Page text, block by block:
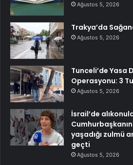
Ağustos 5, 2026
Trakya’da
Ağustos 5, 2026
Tunceli’de Yasa
Operasyonu: 3
Ağustos 5, 2026
İsrail’de
yaşadığı zulmü
geçti
Ağustos 5, 2026